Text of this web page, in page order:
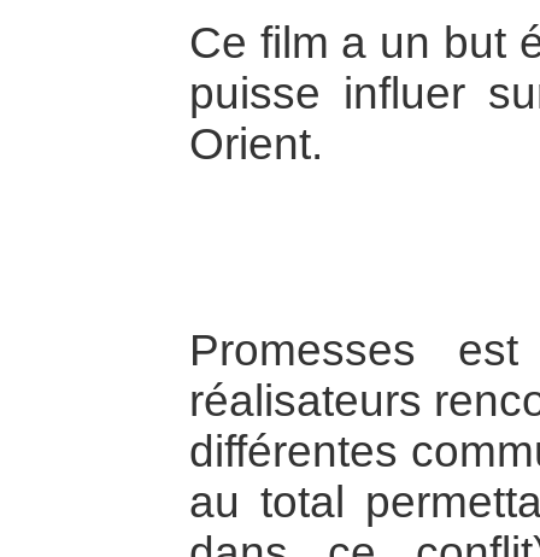
Ce film a un but
puisse influer
Orient.
Promesses
réalisateurs
différentes
au total